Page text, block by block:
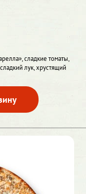
сладкие томаты,
лук, хрустящий